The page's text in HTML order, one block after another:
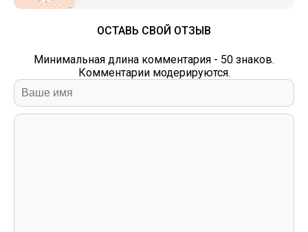
ОСТАВЬ СВОЙ ОТЗЫВ
Минимальная длина комментария - 50 знаков.
Комментарии модерируются.